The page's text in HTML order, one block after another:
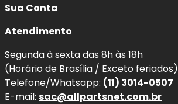
Sua Conta
Atendimento
Segunda à sexta das 8h às 18h
(Horário de Brasília / Exceto feriados)
Telefone/Whatsapp: (11) 3014-0507
E-mail: sac@allpartsnet.com.br